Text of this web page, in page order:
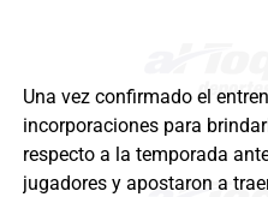
Una vez confirmado el
incorporaciones para
respecto a la temporada
jugadores y apostaron a